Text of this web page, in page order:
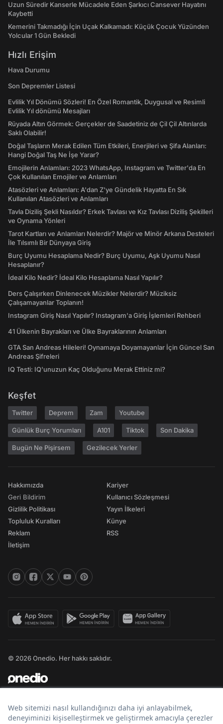
Uzun Süredir Kanserle Mücadele Eden Şarkıcı Cansever Hayatını
Kaybetti
Kemerini Takmadığı İçin Uçak Kalkamadı: Küçük Çocuk Yüzünden
Yolcular 1 Gün Bekledi
Hızlı Erişim
Hava Durumu
Son Depremler Listesi
Evlilik Yıl Dönümü Sözleri! En Özel Romantik, Duygusal ve Resimli
Evlilik Yıl dönümü Mesajları
Rüyada Altın Görmek: Gerçekler de Saadetiniz de Çil Çil Altınlarda
Saklı Olabilir!
Doğal Taşların Merak Edilen Tüm Etkileri, Enerjileri ve Şifa Alanları:
Hangi Doğal Taş Ne İşe Yarar?
Emojilerin Anlamları: 2023 WhatsApp, Instagram ve Twitter'da En
Çok Kullanılan Emojiler ve Anlamları
Atasözleri ve Anlamları: A'dan Z'ye Gündelik Hayatta En Sık
Kullanılan Atasözleri ve Anlamları
Tavla Diziliş Şekli Nasıldır? Erkek Tavlası ve Kız Tavlası Diziliş Şekilleri
ve Oynama Yönleri
Tarot Kartları ve Anlamları Nelerdir? Majör ve Minör Arkana Desteleri
İle Tılsımlı Bir Dünyaya Giriş
Burç Uyumu Hesaplama Nedir? Burç Uyumu, Aşk Uyumu Nasıl
Hesaplanır?
İdeal Kilo Nedir? İdeal Kilo Hesaplama Nasıl Yapılır?
Ders Çalışırken Dinlenecek Müzikler Nelerdir? Müziksiz
Çalışamayanlar Toplanın!
Instagram Giriş Nasıl Yapılır? Instagram'a Giriş İşlemleri Rehberi
41 Ülkenin Bayrakları ve Ülke Bayraklarının Anlamları
GTA San Andreas Hileleri! Oynamaya Doyamayanlar İçin Güncel San
Andreas Şifreleri
IQ Testi: IQ'unuzun Kaç Olduğunu Merak Ettiniz mi?
Keşfet
Twitter Deprem Zam Youtube
Günlük Burç Yorumları A101 Tiktok Son Dakika
Bugün Ne Pişirsem Gezilecek Yerler
Hakkımızda
Geri Bildirim
Gizlilik Politikası
Topluluk Kuralları
Reklam
İletişim
Kariyer
Kullanıcı Sözleşmesi
Yayın İlkeleri
Künye
RSS
© 2026 Onedio. Her hakkı saklıdır.
Bir markasıdır.